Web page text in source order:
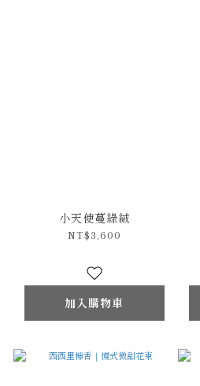
小天使蔓綠絨
NT$3,600
加入購物車